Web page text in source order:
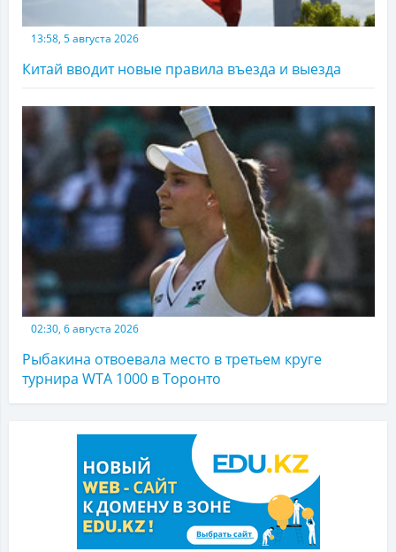
13:58, 5 августа 2026
Китай вводит новые правила въезда и выезда
02:30, 6 августа 2026
Рыбакина отвоевала место в третьем круге
турнира WTA 1000 в Торонто